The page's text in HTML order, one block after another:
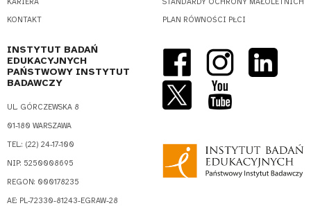
KARIERA
KONTAKT
STANDARDY OCHRONY MAŁOLETNICH
PLAN RÓWNOŚCI PŁCI
INSTYTUT BADAŃ
EDUKACYJNYCH
PAŃSTWOWY INSTYTUT
BADAWCZY
UL. GÓRCZEWSKA 8
01-180 WARSZAWA
TEL.: (22) 24-17-100
NIP: 5250008695
REGON: 000178235
AE: PL-72330-81243-EGRAW-28